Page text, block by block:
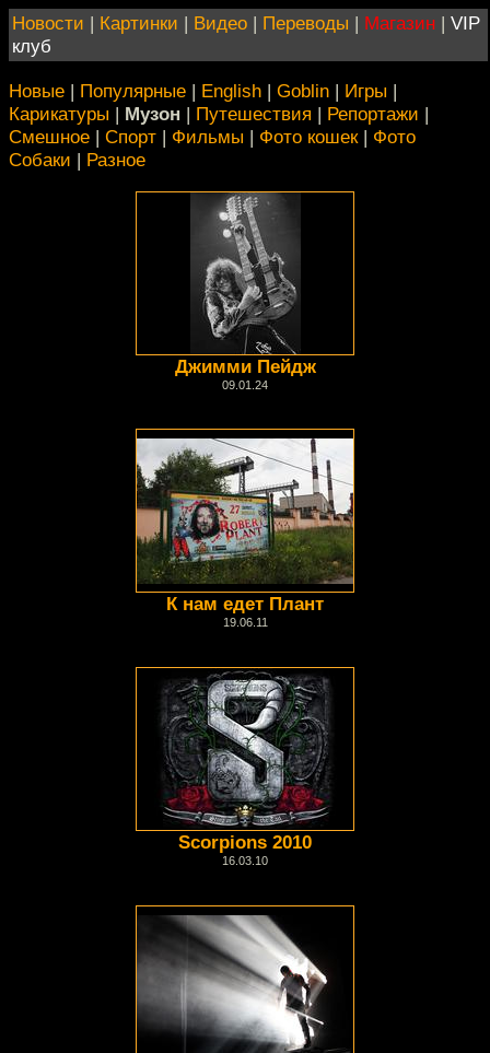
Новости | Картинки | Видео | Переводы | Магазин | VIP
клуб
Новые | Популярные | English | Goblin | Игры |
Карикатуры | Музон | Путешествия | Репортажи |
Смешное | Спорт | Фильмы | Фото кошек| Фото
Собаки | Разное
Джимми Пейдж
09.01.24
К нам едет Плант
19.06.11
Scorpions 2010
16.03.10